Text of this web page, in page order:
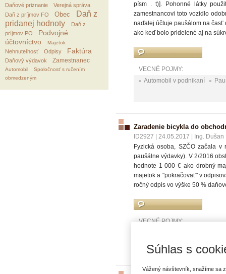
Daňové priznanie
Verejná správa
Daň z príjmov FO
Obec
Daň z
pridanej hodnoty
Daň z
príjmov PO
Podvojné
účtovníctvo
Majetok
Nehnuteľnosť Odpisy Faktúra
Daňový výdavok Zamestnanec
Automobil
Spoločnosť s ručením
obmedzeným
písm . t)]. Pohonné látky
zamestnancovi toto vozidlo
naďalej účtuje paušálom na časť
ako keď bolo pridelené aj na
VECNÉ POJMY:
Automobil v podnikaní
Zaradenie bicykla do
ID2927 24.05.2017
Ing.
Fyzická osoba, SZČO začala
paušálne výdavky). V 2/2016
hodnote 1 000 € ako drobný
majetok a "pokračovať" v
ročný odpis vo výške 50 %
VECNÉ POJMY:
Súhlas s
Vážený návštevník, snažíme sa